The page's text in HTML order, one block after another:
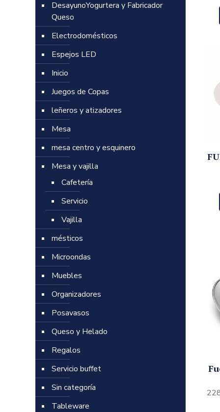
DesayunoYogurtera y Fabricador
Queso
Electrodomésticos
Espejos LED
Inicio
Juegos de Copas
leñeros y atizadores
Mesa
mesa centro y esquinero
Mesa y vajilla
Cafetería
Servicio
Vajilla
mésticos
Microondas
Muebles
Organizadores
Posavasos
Queso y Helado
Regalos
Servicio buffet
Sin categoría
Tableware